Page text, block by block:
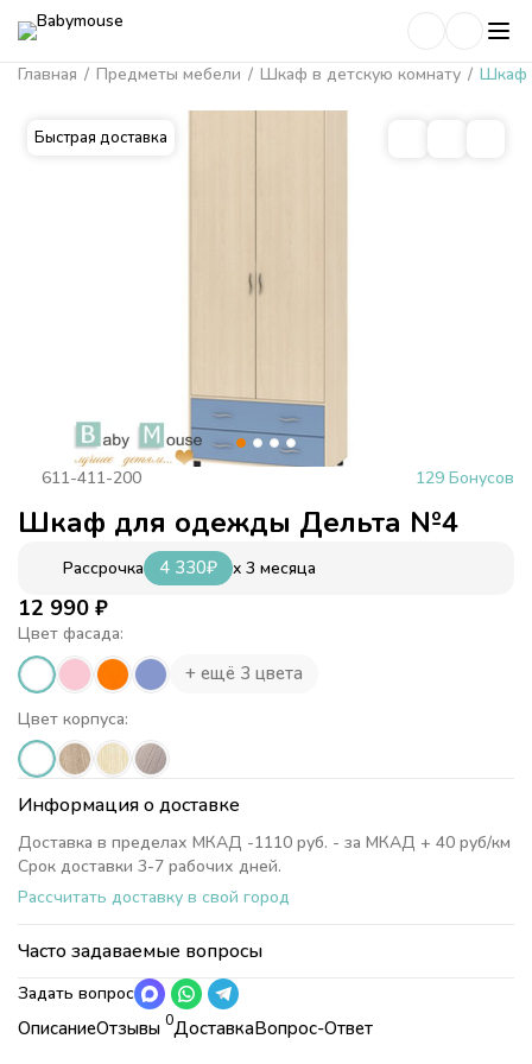
Главная / Предметы мебели / Шкаф в детскую комнату / Шкаф
Быстрая доставка
ОписаниеОтзывы 0ДоставкаВопрос-Ответ
611-411-200 129 Бонусов
Шкаф для одежды Дельта №4
Рассрочка 4 330₽ x 3 месяца
Цвет фасада:
+ ещё 3 цвета
Цвет корпуса:
12 990 ₽
Информация о доставке
Доставка в пределах МКАД -1110 руб. - за МКАД + 40 руб/км
Срок доставки 3-7 рабочих дней.
Рассчитать доставку в свой город
Часто задаваемые вопросы
Задать вопрос